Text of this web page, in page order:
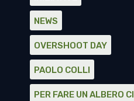
NEWS
OVERSHOOT DAY
PAOLO COLLI
PER FARE UN ALBERO CI